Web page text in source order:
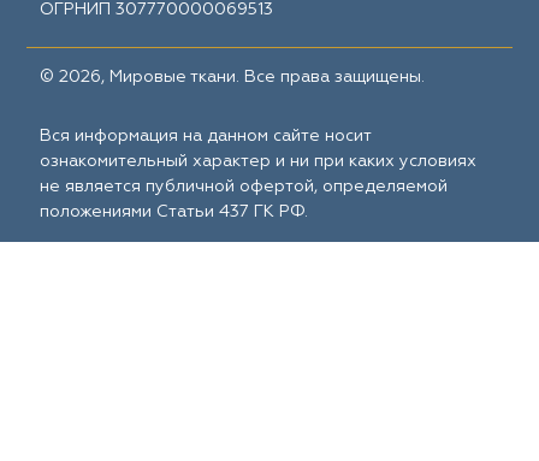
ОГРНИП 307770000069513
© 2026, Мировые ткани. Все права защищены.
Вся информация на данном сайте носит
ознакомительный характер и ни при каких условиях
не является публичной офертой, определяемой
положениями Статьи 437 ГК РФ.